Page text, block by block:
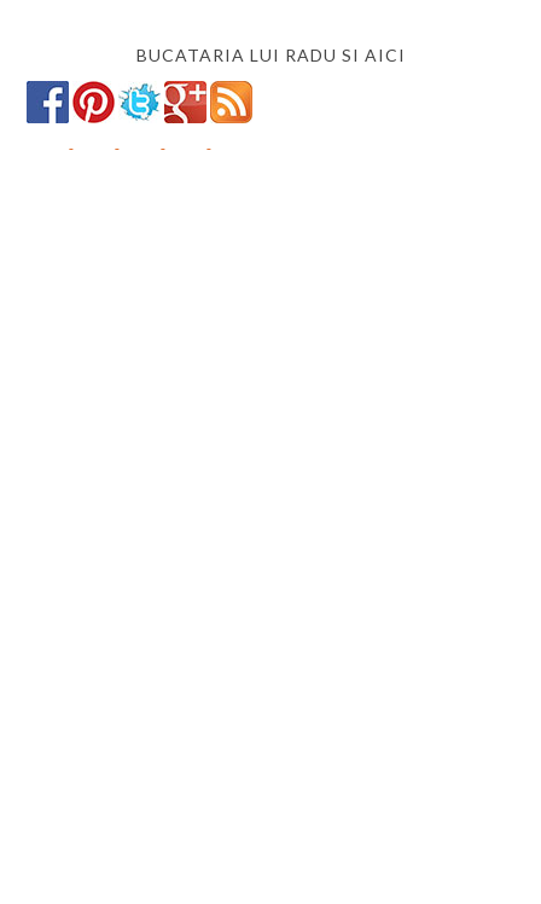
BUCATARIA LUI RADU SI AICI